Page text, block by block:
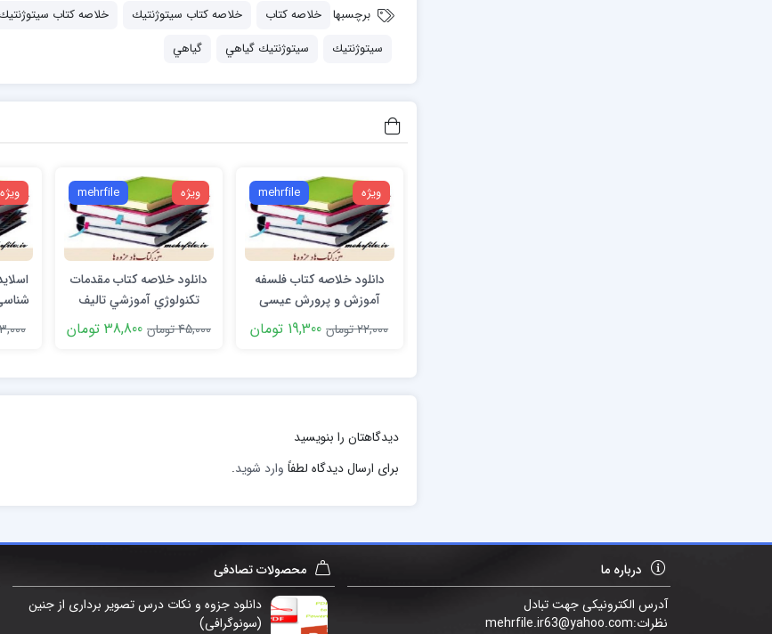
برچسبها خلاصه کتاب خلاصه کتاب سيتوژنتيك خلاصه کتاب
سيتوژنتيك
سيتوژنتيك گياهي گياهي
ویژه mehrfile
دانلود خلاصه کتاب فلسفه
آموزش و پرورش عیسی
ابراهیم زاده
22,000 تومان 19,300 تومان
ویژه mehrfile
دانلود خلاصه کتاب مقدمات
تکنولوژي آموزشي تالیف
خديجه علي آبادي45,000 تومان 38,800 تومان
ویژه
13,000
دیدگاهتان را بنویسید
برای ارسال دیدگاه لطفاً وارد شوید.
درباره ما
آدرس الکترونیکی جهت تبادل
نظرات:mehrfile.ir63@yahoo.com
محصولات تصادفی
دانلود جزوه و نکات درس تصویر برداری از جنین
(سونوگرافی)